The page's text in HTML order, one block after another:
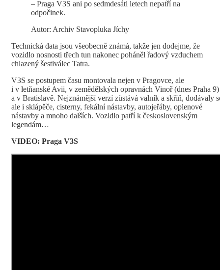
– Praga V3S ani po sedmdesáti letech nepatří na
odpočinek.
Autor: Archiv Stavopluka Jíchy
Technická data jsou všeobecně známá, takže jen dodejme, že
vozidlo nosnosti třech tun nakonec poháněl řadový vzduchem
chlazený šestiválec Tatra.
V3S se postupem času montovala nejen v Pragovce, ale
i v letňanské Avii, v zemědělských opravnách Vinoř (dnes Praha 9)
a v Bratislavě. Nejznámější verzí zůstává valník a skříň, dodávaly
ale i sklápěče, cisterny, fekální nástavby, autojeřáby, oplenové
nástavby a mnoho dalších. Vozidlo patří k československým
legendám…
VIDEO: Praga V3S